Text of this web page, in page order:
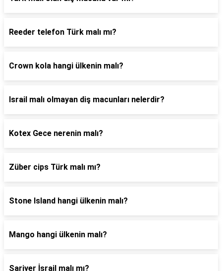
Reeder telefon Türk malı mı?
Crown kola hangi ülkenin malı?
Israil malı olmayan diş macunları nelerdir?
Kotex Gece nerenin malı?
Züber cips Türk malı mı?
Stone Island hangi ülkenin malı?
Mango hangi ülkenin malı?
Sariyer İsrail malı mı?